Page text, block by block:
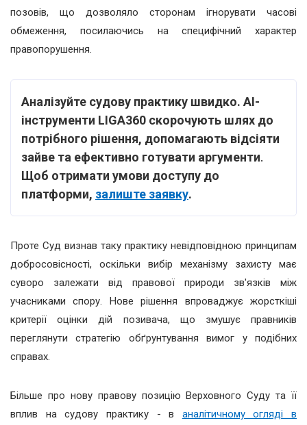
позовів, що дозволяло сторонам ігнорувати часові
обмеження, посилаючись на специфічний характер
правопорушення.
Аналізуйте судову практику швидко. AI-
інструменти LIGA360 скорочують шлях до
потрібного рішення, допомагають відсіяти
зайве та ефективно готувати аргументи.
Щоб отримати умови доступу до
платформи, залиште заявку.
Проте Суд визнав таку практику невідповідною принципам
добросовісності, оскільки вибір механізму захисту має
суворо залежати від правової природи зв'язків між
учасниками спору. Нове рішення впроваджує жорсткіші
критерії оцінки дій позивача, що змушує правників
переглянути стратегію обґрунтування вимог у подібних
справах.
Більше про нову правову позицію Верховного Суду та її
вплив на судову практику - в аналітичному огляді в